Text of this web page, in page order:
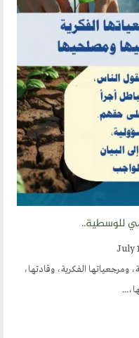
للوسطية..
ومرجعياتها الفكرية، وقادتها،